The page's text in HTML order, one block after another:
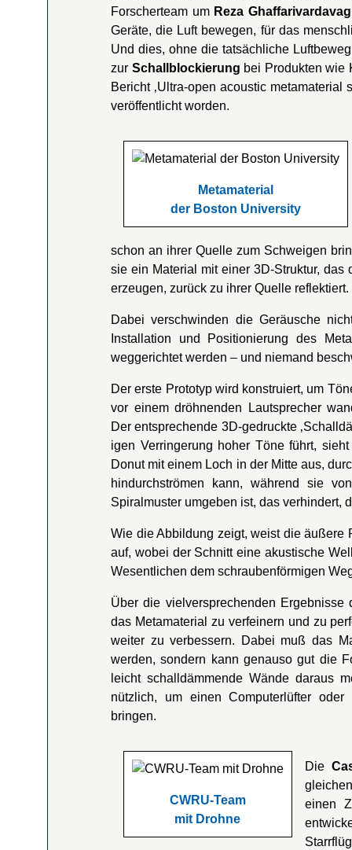
Forscherteam um Reza
Geräte, die Luft bewegen, für das
Und dies, ohne die tatsächliche
zur Schallblockierung bei Produkten wie
Bericht ‚Ultra-open acoustic
veröffentlicht worden.
Metamaterial
der Boston University
schon an ihrer Quelle zum Schweigen
sie ein Material mit einer 3D-Struktur,
erzeugen, zurück zu ihrer Quelle reflektiert.
Dabei verschwinden die Geräusche
Installation und Positionierung des
weggerichtet werden – und niemand
Der erste Prototyp wird konstruiert, um
vor einem dröhnenden Lautsprecher
Der entsprechende 3D-gedruckte
igen Verringerung hoher Töne führt,
Donut mit einem Loch in der Mitte aus,
hindurchströmen kann, während sie
Spiralmuster umgeben ist, das verhindert,
Wie die Abbildung zeigt, weist die
auf, wobei der Schnitt eine akustische
Wesentlichen dem schraubenförmigen
Über die vielversprechenden
das Metamaterial zu verfeinern und zu
weiter zu verbessern. Dabei muß das
werden, sondern kann genauso gut die
leicht schalldämmende Wände daraus
nützlich, um einen Computerlüfter
bringen.
CWRU-Team
mit Drohne
Die
einen